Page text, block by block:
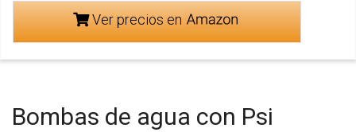
Ver precios en
Bombas de agua con Psi